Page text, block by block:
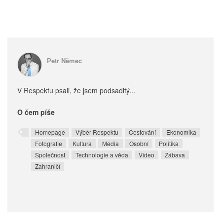
Petr Němec
V Respektu psali, že jsem podsaditý...
O čem píše
Homepage Výběr Respektu Cestování
Ekonomika
Fotografie
Kultura Média Osobní
Politika
Společnost
Technologie a věda Video
Zábava
Zahraničí